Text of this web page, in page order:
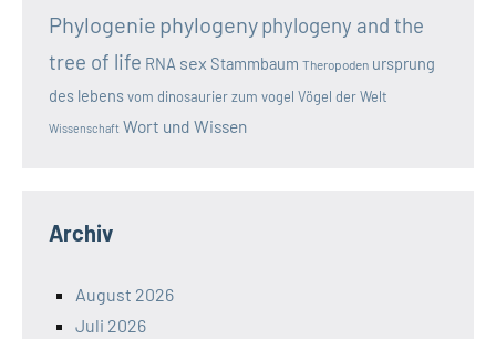
Phylogenie phylogenyphylogeny and the
tree of life RNA sex Stammbaum Theropoden ursprung
des lebensvom dinosaurier zum vogel Vögel der Welt
Wissenschaft Wort und Wissen
Archiv
August 2026
Juli 2026